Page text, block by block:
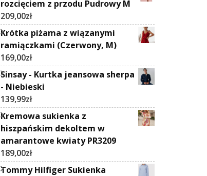
rozcięciem z przodu Pudrowy M
209,00zł
Krótka piżama z wiązanymi
ramiączkami (Czerwony, M)
169,00zł
Sinsay - Kurtka jeansowa sherpa
- Niebieski
139,99zł
Kremowa sukienka z
hiszpańskim dekoltem w
amarantowe kwiaty PR3209
189,00zł
Tommy Hilfiger Sukienka